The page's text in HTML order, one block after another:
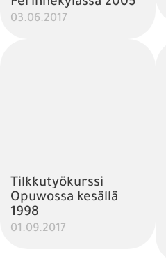
03.06.2017
Tilkkutyökurssi
Opuwossa kesällä
1998
01.09.2017